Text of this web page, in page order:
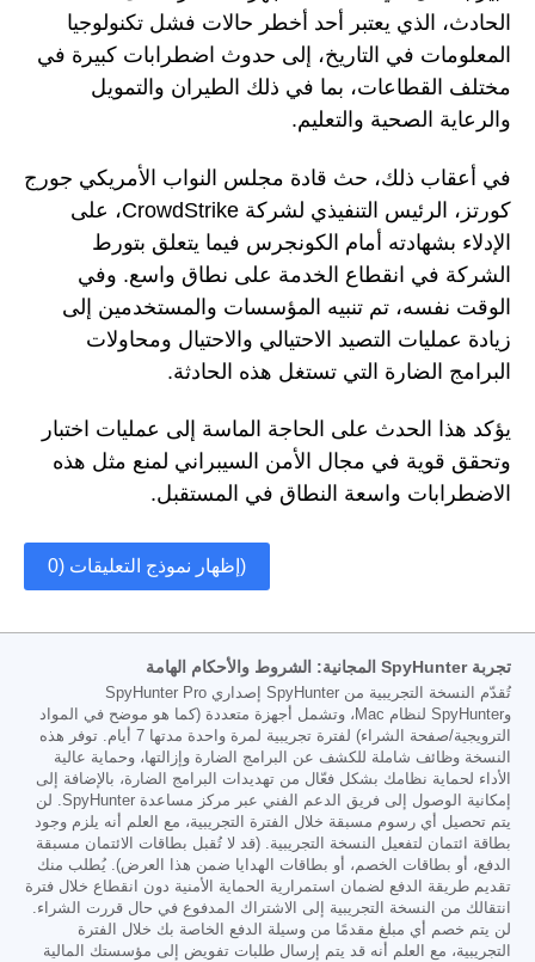
الحادث، الذي يعتبر أحد أخطر حالات فشل تكنولوجيا
المعلومات في التاريخ، إلى حدوث اضطرابات كبيرة في
مختلف القطاعات، بما في ذلك الطيران والتمويل
والرعاية الصحية والتعليم.
في أعقاب ذلك، حث قادة مجلس النواب الأمريكي جورج
كورتز، الرئيس التنفيذي لشركة CrowdStrike، على
الإدلاء بشهادته أمام الكونجرس فيما يتعلق بتورط
الشركة في انقطاع الخدمة على نطاق واسع. وفي
الوقت نفسه، تم تنبيه المؤسسات والمستخدمين إلى
زيادة عمليات التصيد الاحتيالي والاحتيال ومحاولات
البرامج الضارة التي تستغل هذه الحادثة.
يؤكد هذا الحدث على الحاجة الماسة إلى عمليات اختبار
وتحقق قوية في مجال الأمن السيبراني لمنع مثل هذه
الاضطرابات واسعة النطاق في المستقبل.
إظهار نموذج التعليقات (0)
تجربة SpyHunter المجانية: الشروط والأحكام الهامة
تُقدّم النسخة التجريبية من SpyHunter إصداري SpyHunter Pro
وSpyHunter لنظام Mac، وتشمل أجهزة متعددة (كما هو موضح في المواد
الترويجية/صفحة الشراء) لفترة تجريبية لمرة واحدة مدتها 7 أيام. توفر هذه
النسخة وظائف شاملة للكشف عن البرامج الضارة وإزالتها، وحماية عالية
الأداء لحماية نظامك بشكل فعّال من تهديدات البرامج الضارة، بالإضافة إلى
إمكانية الوصول إلى فريق الدعم الفني عبر مركز مساعدة SpyHunter. لن
يتم تحصيل أي رسوم مسبقة خلال الفترة التجريبية، مع العلم أنه يلزم وجود
بطاقة ائتمان لتفعيل النسخة التجريبية. (قد لا تُقبل بطاقات الائتمان مسبقة
الدفع، أو بطاقات الخصم، أو بطاقات الهدايا ضمن هذا العرض). يُطلب منك
تقديم طريقة الدفع لضمان استمرارية الحماية الأمنية دون انقطاع خلال فترة
انتقالك من النسخة التجريبية إلى الاشتراك المدفوع في حال قررت الشراء.
لن يتم خصم أي مبلغ مقدمًا من وسيلة الدفع الخاصة بك خلال الفترة
التجريبية، مع العلم أنه قد يتم إرسال طلبات تفويض إلى مؤسستك المالية